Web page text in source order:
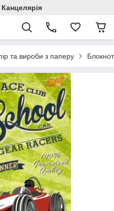
та вироби з паперу